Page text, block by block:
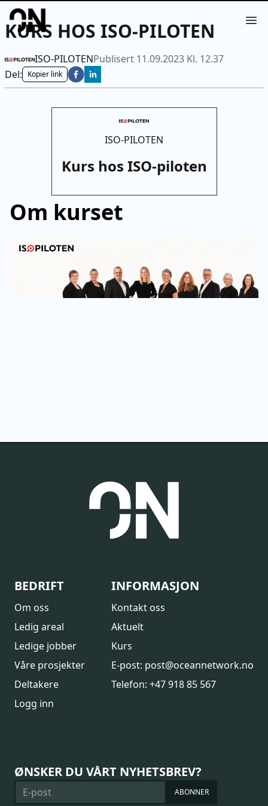
Your Company
KURS HOS ISO-PILOTEN
ISO-PILOTENPublisert 11.09.2023 Kl. 12.37
Del:
Kopier link
Om kurset
ISO-PILOTEN
Kurs hos ISO-piloten
BEDRIFT
Om oss
Ledig areal
Ledige jobber
Våre prosjekter
Deltakere
Logg inn
INFORMASJON
Kontakt oss
Aktuelt
Kurs
E-post: post@oceannetwork.no
Telefon: +47 918 85 567
ØNSKER DU VÅRT NYHETSBREV?
ABONNER